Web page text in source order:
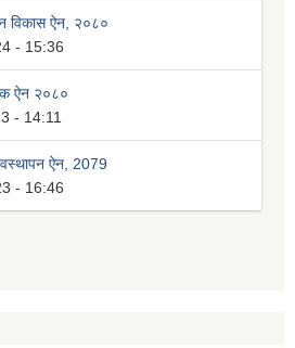
विकास ऐन, २०८०
- 15:36
ऐन २०८०
- 14:11
ऐन, 2079
- 16:46